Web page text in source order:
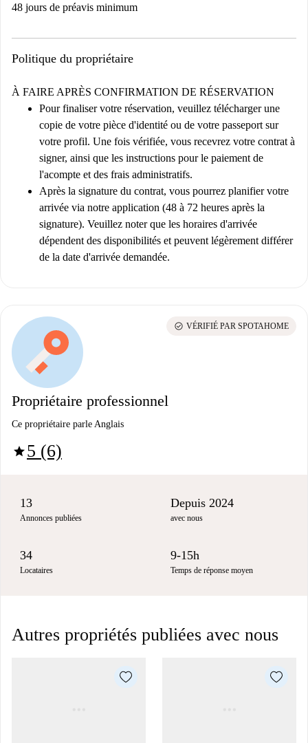
48 jours de préavis minimum
Politique du propriétaire
À FAIRE APRÈS CONFIRMATION DE RÉSERVATION
Pour finaliser votre réservation, veuillez télécharger une
copie de votre pièce d'identité ou de votre passeport sur
votre profil. Une fois vérifiée, vous recevrez votre contrat à
signer, ainsi que les instructions pour le paiement de
l'acompte et des frais administratifs.
Après la signature du contrat, vous pourrez planifier votre
arrivée via notre application (48 à 72 heures après la
signature). Veuillez noter que les horaires d'arrivée
dépendent des disponibilités et peuvent légèrement différer
de la date d'arrivée demandée.
Propriétaire professionnel
Ce propriétaire parle Anglais
star5 (6)
check_circle VÉRIFIÉ PAR SPOTAHOME
13
Annonces publiées
Depuis 2024
avec nous
34
Locataires
9-15h
Temps de réponse moyen
Autres propriétés publiées avec nous